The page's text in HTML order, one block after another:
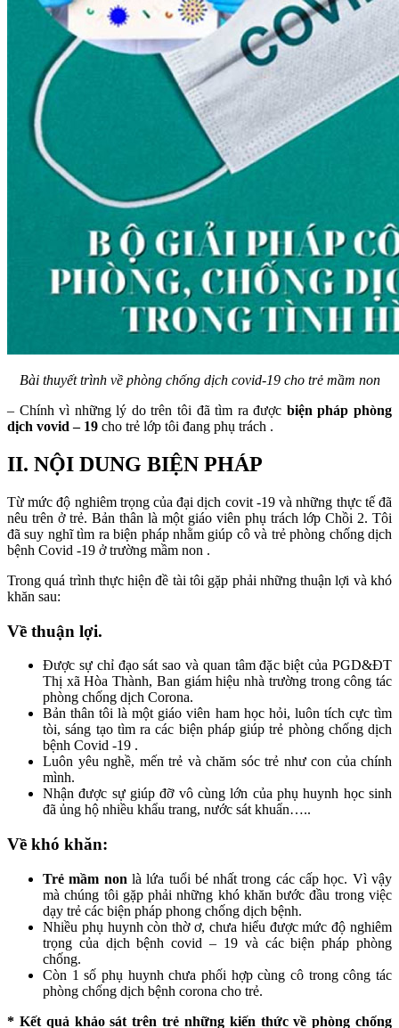
Bài thuyết trình về phòng chống dịch covid-19 cho trẻ mầm non
– Chính vì những lý do trên tôi đã tìm ra được biện pháp phòng
dịch vovid – 19 cho trẻ lớp tôi đang phụ trách .
II. NỘI DUNG BIỆN PHÁP
Từ mức độ nghiêm trọng của đại dịch covit -19 và những thực tế đã
nêu trên ở trẻ. Bản thân là một giáo viên phụ trách lớp Chồi 2. Tôi
đã suy nghĩ tìm ra biện pháp nhằm giúp cô và trẻ phòng chống dịch
bệnh Covid -19 ở trường mầm non .
Trong quá trình thực hiện đề tài tôi gặp phải những thuận lợi và khó
khăn sau:
Về thuận lợi.
Được sự chỉ đạo sát sao và quan tâm đặc biệt của PGD&ĐT
Thị xã Hòa Thành, Ban giám hiệu nhà trường trong công tác
phòng chống dịch Corona.
Bản thân tôi là một giáo viên ham học hỏi, luôn tích cực tìm
tòi, sáng tạo tìm ra các biện pháp giúp trẻ phòng chống dịch
bệnh Covid -19 .
Luôn yêu nghề, mến trẻ và chăm sóc trẻ như con của chính
mình.
Nhận được sự giúp đỡ vô cùng lớn của phụ huynh học sinh
đã ủng hộ nhiều khẩu trang, nước sát khuẩn…..
Về khó khăn:
Trẻ mầm non là lứa tuổi bé nhất trong các cấp học. Vì vậy
mà chúng tôi gặp phải những khó khăn bước đầu trong việc
dạy trẻ các biện pháp phong chống dịch bệnh.
Nhiều phụ huynh còn thờ ơ, chưa hiểu được mức độ nghiêm
trọng của dịch bệnh covid – 19 và các biện pháp phòng
chống.
Còn 1 số phụ huynh chưa phối hợp cùng cô trong công tác
phòng chống dịch bệnh corona cho trẻ.
* Kết quả khảo sát trên trẻ những kiến thức về phòng chống